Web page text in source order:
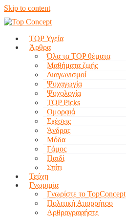
Skip to content
TOP Υγεία
Άρθρα
Όλα τα TOP θέματα
Μαθήματα ζωής
Διαγωνισμοί
Ψυχαγωγία
Ψυχολογία
TOP Picks
Ομορφιά
Σχέσεις
Άνδρας
Μόδα
Γάμος
Παιδί
Σπίτι
Τεύχη
Γνωριμία
Γνωρίστε το TopConcept
Πολιτική Απορρήτου
Αρθρογραφήστε